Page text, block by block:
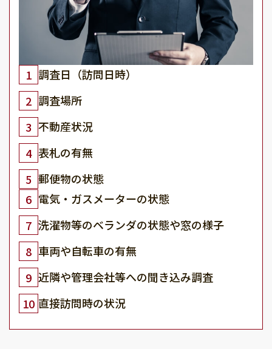
1 調査日（訪問日時）
2 調査場所
3 不動産状況
4 表札の有無
5 郵便物の状態
6 電気・ガスメーターの状態
7 洗濯物等のベランダの状態や窓の様子
8 車両や自転車の有無
9 近隣や管理会社等への聞き込み調査
10 直接訪問時の状況